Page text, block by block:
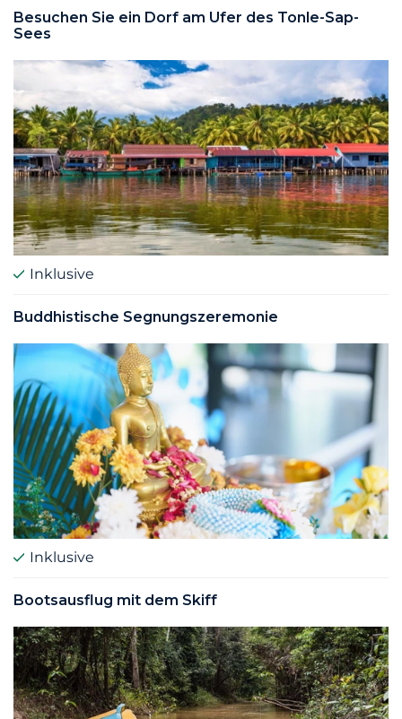
Besuchen Sie ein Dorf am Ufer des Tonle-Sap-
Sees
Inklusive
Buddhistische Segnungszeremonie
Inklusive
Bootsausflug mit dem Skiff